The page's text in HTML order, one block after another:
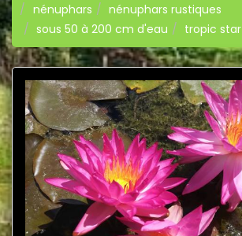
nénuphars
nénuphars rustiques
sous 50 à 200 cm d'eau
tropic star